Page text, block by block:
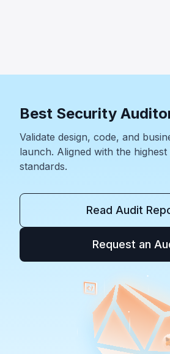
Best Security
Validate design, code, and
launch. Aligned with the
standards.
Read Audit
Request an